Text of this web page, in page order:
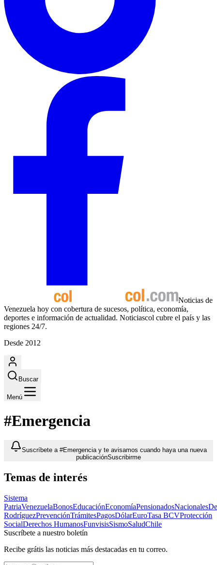
Noticias de
Venezuela hoy con cobertura de sucesos, política, economía,
deportes e información de actualidad. Noticiascol cubre el país y las
regiones 24/7.
Desde 2012
Buscar
Menú
#Emergencia
Suscríbete a #Emergencia y te avisamos cuando haya una nueva
publicaciónSuscribirme
Temas de interés
Sistema
PatriaVenezuelaBonosEducaciónEconomíaPensionadosNacionales
RodríguezPrevenciónTrámitesPagosDólarEuroTasa BCVProtección
SocialDerechos HumanosFunvisisSismoSaludChile
Suscríbete a nuestro boletín
Recibe grátis las noticias más destacadas en tu correo.